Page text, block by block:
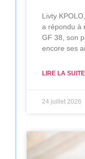
Livty
a répondu à
GF 38, son
encore ses
LIRE LA
24 juillet 2026